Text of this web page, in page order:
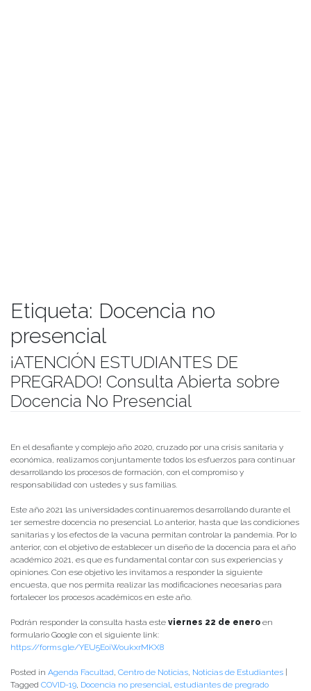
Etiqueta: Docencia no
presencial
¡ATENCIÓN ESTUDIANTES DE
PREGRADO! Consulta Abierta sobre
Docencia No Presencial
En el desafiante y complejo año 2020, cruzado por una crisis sanitaria y
económica, realizamos conjuntamente todos los esfuerzos para continuar
desarrollando los procesos de formación, con el compromiso y
responsabilidad con ustedes y sus familias.
Este año 2021 las universidades continuaremos desarrollando durante el
1er semestre docencia no presencial. Lo anterior, hasta que las condiciones
sanitarias y los efectos de la vacuna permitan controlar la pandemia. Por lo
anterior, con el objetivo de establecer un diseño de la docencia para el año
académico 2021, es que es fundamental contar con sus experiencias y
opiniones. Con ese objetivo les invitamos a responder la siguiente
encuesta, que nos permita realizar las modificaciones necesarias para
fortalecer los procesos académicos en este año.
Podrán responder la consulta hasta este viernes 22 de enero en
formulario Google con el siguiente link:
https://forms.gle/YEU5EoiWoukxrMKX8
Posted in Agenda Facultad, Centro de Noticias, Noticias de Estudiantes
Tagged COVID-19, Docencia no presencial, estudiantes de pregrado